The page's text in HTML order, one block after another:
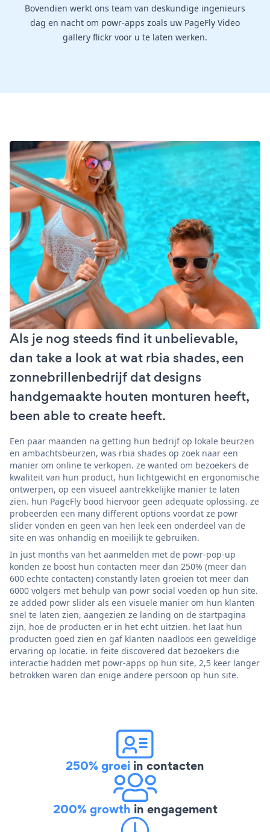
Bovendien werkt ons team van deskundige ingenieurs
dag en nacht om powr-apps zoals uw PageFly Video
gallery flickr voor u te laten werken.
Als je nog steeds find it unbelievable,
dan take a look at wat rbia shades, een
zonnebrillenbedrijf dat designs
handgemaakte houten monturen heeft,
been able to create heeft.
Een paar maanden na getting hun bedrijf op lokale beurzen
en ambachtsbeurzen, was rbia shades op zoek naar een
manier om online te verkopen. ze wanted om bezoekers de
kwaliteit van hun product, hun lichtgewicht en ergonomische
ontwerpen, op een visueel aantrekkelijke manier te laten
zien. hun PageFly bood hiervoor geen adequate oplossing. ze
probeerden een many different options voordat ze powr
slider vonden en geen van hen leek een onderdeel van de
site en was onhandig en moeilijk te gebruiken.
In just months van het aanmelden met de powr-pop-up
konden ze boost hun contacten meer dan 250% (meer dan
600 echte contacten) constantly laten groeien tot meer dan
6000 volgers met behulp van powr social voeden op hun site.
ze added powr slider als een visuele manier om hun klanten
snel te laten zien, aangezien ze landing on de startpagina
zijn, hoe de producten er in het echt uitzien. het laat hun
producten goed zien en gaf klanten naadloos een geweldige
ervaring op locatie. in feite discovered dat bezoekers die
interactie hadden met powr-apps op hun site, 2,5 keer langer
betrokken waren dan enige andere persoon op hun site.
250% groei in contacten
200% growth in engagement